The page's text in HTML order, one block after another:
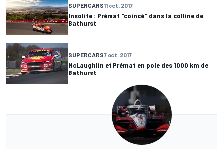
SUPERCARS11 oct. 2017
Insolite : Prémat "coincé" dans la colline de
Bathurst
SUPERCARS7 oct. 2017
McLaughlin et Prémat en pole des 1000 km de
Bathurst